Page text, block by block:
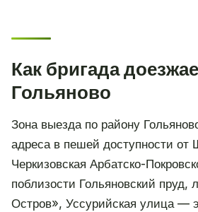
Как бригада
Гольяново
Зона выезда по району
адреса в пешей доступности от
Черкизовская Арбатско-
поблизости Гольяновский пруд,
Остров», Уссурийская улица —